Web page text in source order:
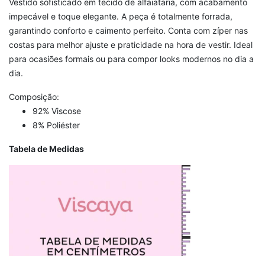
impecável e toque elegante. A peça é totalmente forrada,
garantindo conforto e caimento perfeito. Conta com zíper nas
costas para melhor ajuste e praticidade na hora de vestir. Ideal
para ocasiões formais ou para compor looks modernos no dia a
dia.
Composição:
92% Viscose
8% Poliéster
Tabela de Medidas